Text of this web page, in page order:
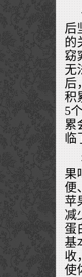
后
的
窈
无
后
积
5
累
临
果
便
苹
减
蛋
基
收
使